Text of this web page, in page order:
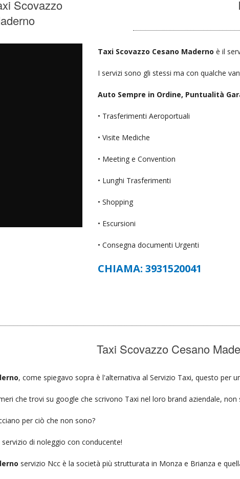
Scovazzo
Taxi Scovazzo Cesano Madernoè il
I servizi sono gli stessi ma con qualche
Auto Sempre in Ordine, Puntualità
• Trasferimenti Aeroportuali
• Visite Mediche
• Meeting e Convention
• Lunghi Trasferimenti
• Shopping
• Escursioni
• Consegna documenti Urgenti
CHIAMA: 3931520041
Taxi Scovazzo Cesano
, come spiegavo sopra è l'alternativa al Servizio Taxi, questo per
che trovi su google che scrivono Taxi nel loro brand aziendale,
per ciò che non sono?
di noleggio con conducente!
servizio Ncc è la società più strutturata in Monza e Brianza e